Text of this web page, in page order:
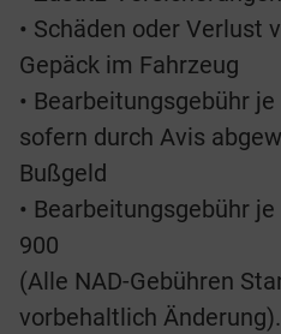
• Schäden oder Verlust
Gepäck im Fahrzeug
• Bearbeitungsgebühr
sofern durch Avis
Bußgeld
• Bearbeitungsgebühr
900
(Alle NAD-Gebühren
vorbehaltlich Änderung).